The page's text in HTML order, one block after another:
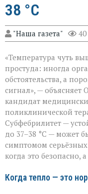
38 °C
"Наша газета" 40
«Температура чуть
простуда: иногда
обстоятельства, а
сигнал», —
кандидат
поликлинической
Субфебрилитет —
до 37–38 °C — может
симптомом
когда это безопасно,
Когда тепло — это